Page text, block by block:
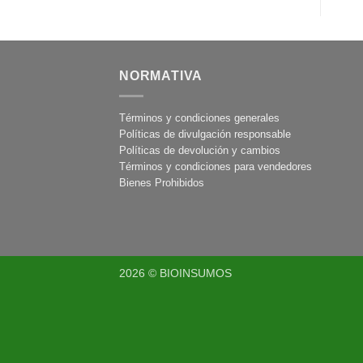
NORMATIVA
Términos y condiciones generales
Políticas de divulgación responsable
Políticas de devolución y cambios
Términos y condiciones para vendedores
Bienes Prohibidos
2026 © BIOINSUMOS